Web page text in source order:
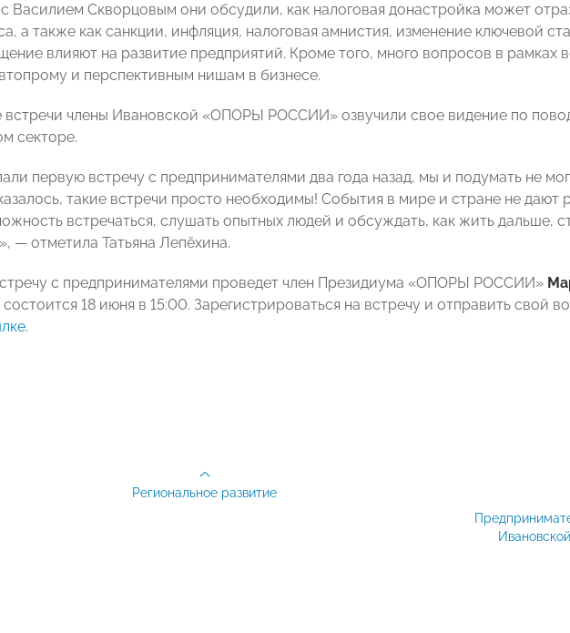
Василием Скворцовым они обсудили, как налоговая донастройка может
а также как санкции, инфляция, налоговая амнистия, изменение ключевой
влияют на развитие предприятий. Кроме того, много вопросов в рамках
и перспективным нишам в бизнесе.
встречи члены Ивановской «ОПОРЫ РОССИИ» озвучили свое видение по
секторе.
первую встречу с предпринимателями два года назад, мы и подумать не
такие встречи просто необходимы! События в мире и стране не дают
встречаться, слушать опытных людей и обсуждать, как жить дальше,
— отметила Татьяна Лепёхина.
с предпринимателями проведет член Президиума «ОПОРЫ РОССИИ»
18 июня в 15:00. Зарегистрироваться на встречу и отправить свой
.
Региональное развитие